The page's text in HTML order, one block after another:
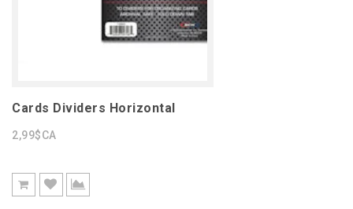
Cards Dividers Horizontal
2,99$CA